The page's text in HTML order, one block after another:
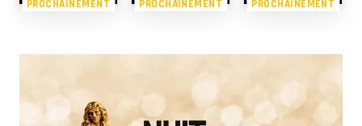
PROCHAINEMENT PROCHAINEMENT PROCHAINEMENT